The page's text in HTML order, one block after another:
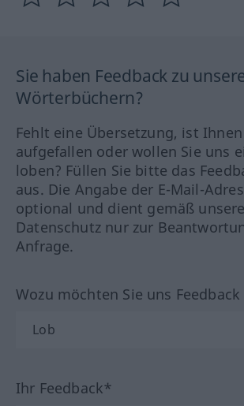
Sie haben Feedback zu
Wörterbüchern?
Fehlt eine Übersetzung, ist
aufgefallen oder wollen Sie uns
loben? Füllen Sie bitte das
aus. Die Angabe der E-Mail-
optional und dient gemäß
Datenschutz nur zur
Anfrage.
Wozu möchten Sie uns
Ihr Feedback*